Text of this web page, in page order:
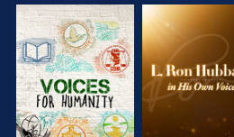
VERKEN DE
SERIE
VERKEN DE
SERIE